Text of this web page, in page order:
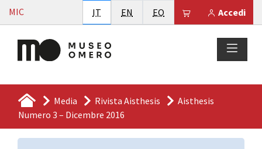
Vai al contenuto
MIC Accedi
Il tuo carrello è
IT Italiano
EN English
EO Esperanto
Media Rivista Aisthesis
Aisthesis
Numero 3 – Dicembre 2016